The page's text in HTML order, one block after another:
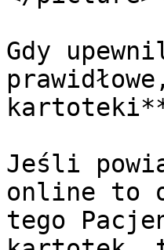
Gdy
Jeśli
online to
tego